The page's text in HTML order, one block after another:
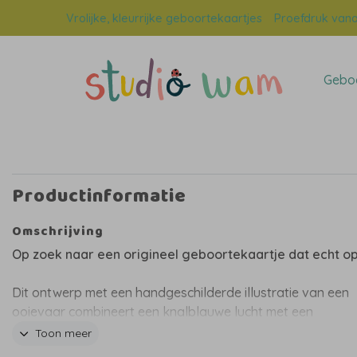
Vrolijke, kleurrijke geboortekaartjes Proefdruk
Productinformatie
Omschrijving
Op zoek naar een origineel geboortekaartje dat echt
Dit ontwerp met een handgeschilderde illustratie van een
ooievaar combineert een knalblauwe lucht met een
contrasterende naam in helder oranje. De oranje elementen
Toon meer